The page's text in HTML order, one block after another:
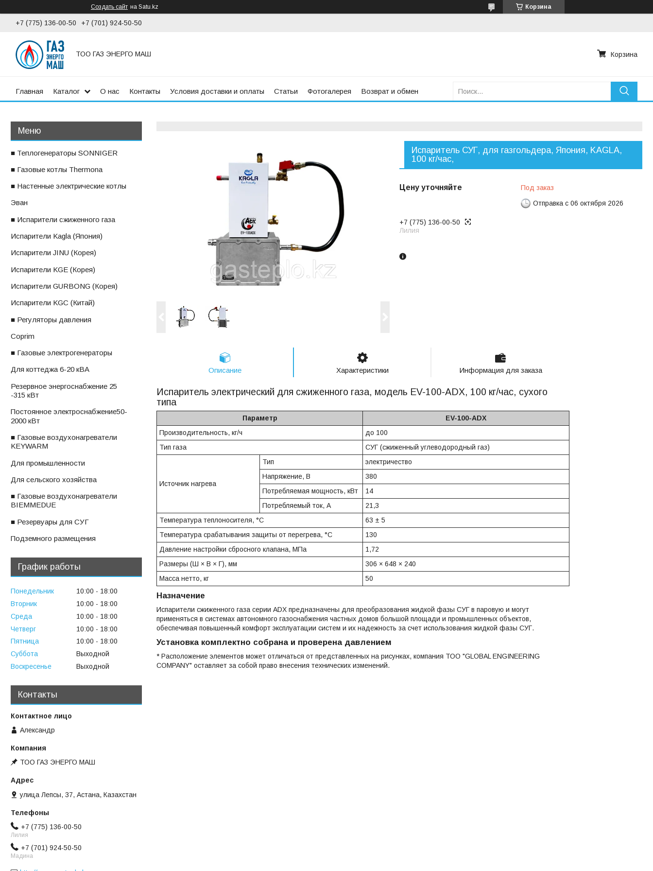
Создать сайт на Satu.kz Корзина
+7 (775) 136-00-50 +7 (701) 924-50-50
ТОО ГАЗ ЭНЕРГО МАШ Корзина
Главная Каталог О нас Контакты Условия доставки и оплаты Статьи Фотогалерея Возврат и обмен
Испаритель СУГ, для газгольдера, Япония, KAGLA,
100 кг/час,
Цену уточняйте
Под заказ
Отправка с 06 октября 2026
+7 (775) 136-00-50
Лилия
Описание Характеристики Информация для заказа
Испаритель электрический для сжиженного газа, модель EV-100-ADX, 100 кг/час, сухого
типа
Параметр
EV-100-ADX
Производительность, кг/ч
до 100
Тип газа
СУГ (сжиженный углеводородный газ)
Источник нагрева
Тип
электричество
Напряжение, В
380
Потребляемая мощность, кВт
14
Потребляемый ток, А
21,3
Температура теплоносителя, °C
63 ± 5
Температура срабатывания защиты от перегрева, °C
130
Давление настройки сбросного клапана, МПа
1,72
Размеры (Ш × В × Г), мм
306 × 648 × 240
Масса нетто, кг
50
Назначение
Испарители сжиженного газа серии ADX предназначены для преобразования жидкой фазы СУГ в паровую и могут
применяться в системах автономного газоснабжения частных домов большой площади и промышленных объектов,
обеспечивая повышенный комфорт эксплуатации систем и их надежность за счет использования жидкой фазы СУГ.
Установка комплектно собрана и проверена давлением
* Расположение элементов может отличаться от представленных на рисунках, компания ТОО "GLOBAL ENGINEERING
COMPANY" оставляет за собой право внесения технических изменений.
■ Теплогенераторы SONNIGER
■ Газовые котлы Thermona
■ Настенные электрические котлы
ㅤЭван
■ Испарители сжиженного газа
ㅤИспарители Kagla (Япония)
ㅤИспарители JINU (Корея)
ㅤИспарители KGE (Корея)
ㅤИспарители GURBONG (Корея)
ㅤИспарители KGС (Китай)
■ Регуляторы давления
ㅤCoprim
■ Газовые электрогенераторы
ㅤДля коттеджа 6-20 кВА
ㅤРезервное энергоснабжение 25
-315 кВт
ㅤПостоянное электроснабжениеㅤ50-
2000 кВт
■ Газовые воздухонагреватели
KEYWARM
ㅤДля промышленности
ㅤДля сельского хозяйства
■ Газовые воздухонагреватели
BIEMMEDUE
■ Резервуары для СУГ
ㅤПодземного размещения
График работы
Понедельник 10:00
18:00
Вторник
10:00
18:00
Среда
10:00
18:00
Четверг
10:00
18:00
Пятница
10:00
18:00
Суббота
Выходной
Воскресенье
Выходной
Контакты
Александр
ТОО ГАЗ ЭНЕРГО МАШ
улица Лепсы, 37, Астана, Казахстан
+7 (775) 136-00-50
Лилия
+7 (701) 924-50-50
Мадина